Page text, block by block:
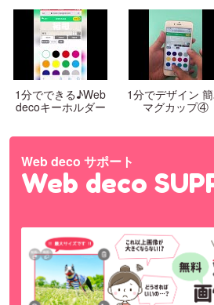
1分でできる♪Web
decoキーホルダー
1分でデザイン
マグカップ④
Web deco サポート
Web deco